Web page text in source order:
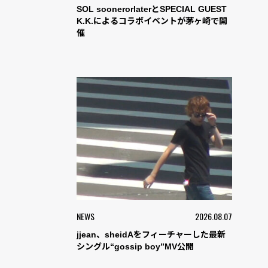
SOL soonerorlaterとSPECIAL GUEST
K.K.によるコラボイベントが茅ヶ崎で開
催
NEWS 2026.08.07
jjean、sheidAをフィーチャーした最新
シングル“gossip boy”MV公開